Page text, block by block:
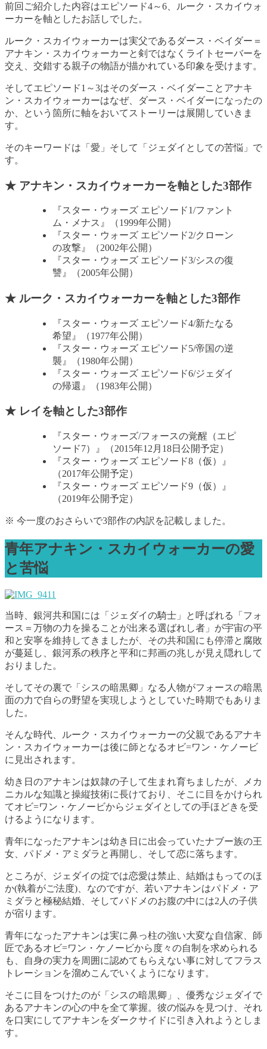
前回ご紹介した内容はエピソード4～6、ルーク・スカイウォ
ーカーを軸としたお話しでした。
ルーク・スカイウォーカーは実父であるダース・ベイダー＝
アナキン・スカイウォーカーと剣ではなくライトセーバーを
交え、交錯する親子の物語が描かれている印象を受けます。
そしてエピソード1～3はそのダース・ベイダーことアナキ
ン・スカイウォーカーはなぜ、ダース・ベイダーになったの
か、という箇所に軸をおいてストーリーは展開していきま
す。
そのキーワードは「愛」そして「ジェダイとしての苦悩」で
す。
★ アナキン・スカイウォーカーを軸とした3部作
『スター・ウォーズ エピソード1/ファント
ム・メナス』（1999年公開）
『スター・ウォーズ エピソード2/クローン
の攻撃』（2002年公開）
『スター・ウォーズ エピソード3/シスの復
讐』（2005年公開）
★ ルーク・スカイウォーカーを軸とした3部作
『スター・ウォーズ エピソード4/新たなる
希望』（1977年公開）
『スター・ウォーズ エピソード5/帝国の逆
襲』（1980年公開）
『スター・ウォーズ エピソード6/ジェダイ
の帰還』（1983年公開）
★ レイを軸とした3部作
『スター・ウォーズ/フォースの覚醒（エピ
ソード7）』（2015年12月18日公開予定）
『スター・ウォーズ エピソード8（仮）』
（2017年公開予定）
『スター・ウォーズ エピソード9（仮）』
（2019年公開予定）
※ 今一度のおさらいで3部作の内訳を記載しました。
青年アナキン・スカイウォーカーの愛
と苦悩
当時、銀河共和国には「ジェダイの騎士」と呼ばれる「フォ
ース＝万物の力を操ることが出来る選ばれし者」が宇宙の平
和と安寧を維持してきましたが、その共和国にも停滞と腐敗
が蔓延し、銀河系の秩序と平和に邦画の兆しが見え隠れして
おりました。
そしてその裏で「シスの暗黒卿」なる人物がフォースの暗黒
面の力で自らの野望を実現しようとしていた時期でもありま
した。
そんな時代、ルーク・スカイウォーカーの父親であるアナキ
ン・スカイウォーカーは後に師となるオビ=ワン・ケノービ
に見出されます。
幼き日のアナキンは奴隷の子して生まれ育ちましたが、メカ
ニカルな知識と操縦技術に長けており、そこに目をかけられ
てオビ=ワン・ケノービからジェダイとしての手ほどきを受
けるようになります。
青年になったアナキンは幼き日に出会っていたナブー族の王
女、パドメ・アミダラと再開し、そして恋に落ちます。
ところが、ジェダイの掟では恋愛は禁止、結婚はもってのほ
か(執着がご法度)、なのですが、若いアナキンはパドメ・ア
ミダラと極秘結婚、そしてパドメのお腹の中には2人の子供
が宿ります。
青年になったアナキンは実に鼻っ柱の強い大変な自信家、師
匠であるオビ=ワン・ケノービから度々の自制を求められる
も、自身の実力を周囲に認めてもらえない事に対してフラス
トレーションを溜めこんでいくようになります。
そこに目をつけたのが「シスの暗黒卿」、優秀なジェダイで
あるアナキンの心の中を全て掌握。彼の悩みを見つけ、それ
を口実にしてアナキンをダークサイドに引き入れようとしま
す。